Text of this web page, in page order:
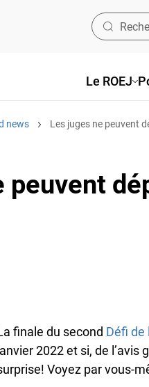
Le ROEJ
news Les juges ne peuvent
peuvent
finale du secondDéfi de
2022 et si, de l’avis
Voyez par vous-